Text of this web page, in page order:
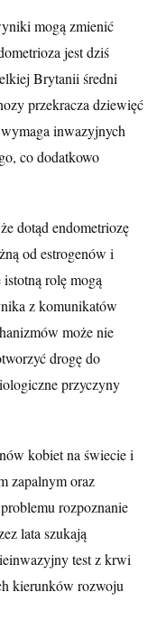
mogą zmienić
jest dziś
Brytanii średni
przekracza dziewięć
inwazyjnych
co dodatkowo
dotąd endometriozę
od estrogenów i
rolę mogą
z komunikatów
może nie
drogę do
przyczyny
kobiet na świecie i
zapalnym oraz
rozpoznanie
lata szukają
test z krwi
kierunków rozwoju